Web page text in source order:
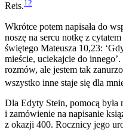
Reis.12
Wkrótce potem napisała do
noszę na sercu notkę z
świętego Mateusza 10,23:
mieście, uciekajcie do
rozmów, ale jestem tak
wszystko inne staje się dla
Dla Edyty Stein, pomocą
i zamówienie na napisanie
z okazji 400. Rocznicy jego